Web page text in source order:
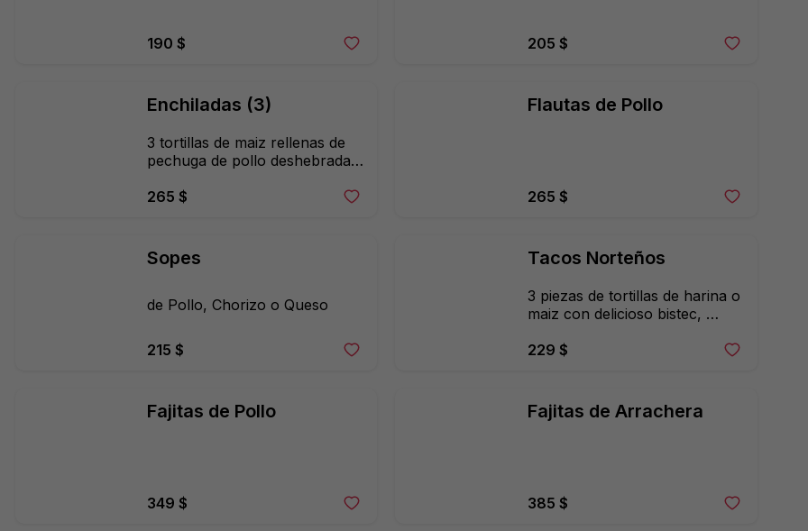
190 $ 205 $
Enchiladas (3)
3 tortillas de maiz rellenas de
pechuga de pollo deshebrada
roja o mole fresca lechuga,
265 $
Flautas de Pollo
265 $
Sopes
de Pollo, Chorizo o Queso
215 $
Tacos Norteños
3 piezas de tortillas de harina o
maiz con delicioso bistec,
acompañados de frijoles
229 $
Fajitas de Pollo
349 $
Fajitas de Arrachera
385 $